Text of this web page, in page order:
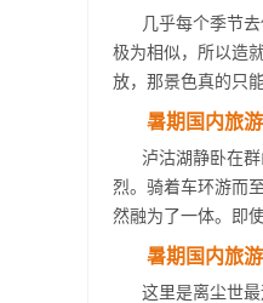
几乎每个季节
极为相似，所以造
放，那景色真的只
暑期国内旅
泸沽湖静卧在
烈。骑着车环游而
然融为了一体。即
暑期国内旅
这里是离尘世